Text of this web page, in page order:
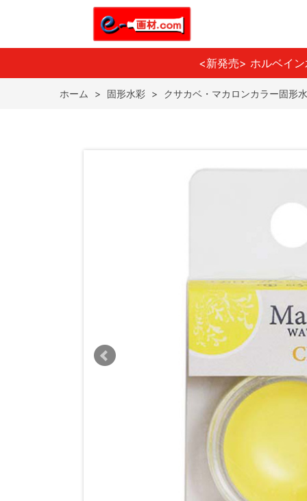
<新発売> ホルベイ
ホーム > 固形水彩 > クサカベ・マカロンカラー固形